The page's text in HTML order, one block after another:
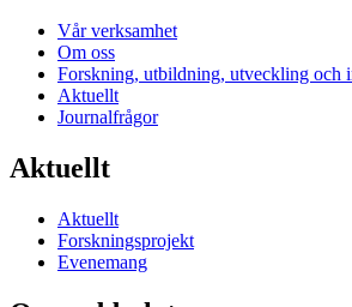
Vår verksamhet
Om oss
Forskning, utbildning, utveckling och
Aktuellt
Journalfrågor
Aktuellt
Aktuellt
Forskningsprojekt
Evenemang